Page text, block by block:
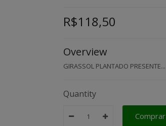
R$118,50
Overview
GIRASSOL PLANTADO PRESENTE...
Quantity
Comprar